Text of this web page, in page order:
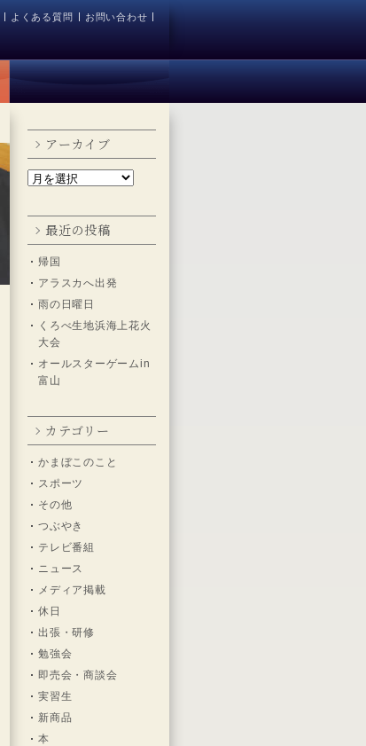
よくある質問 お問い合わせ
アーカイブ
最近の投稿
帰国
アラスカへ出発
雨の日曜日
くろべ生地浜海上花火
大会
オールスターゲームin
富山
カテゴリー
かまぼこのこと
スポーツ
その他
つぶやき
テレビ番組
ニュース
メディア掲載
休日
出張・研修
勉強会
即売会・商談会
実習生
新商品
本